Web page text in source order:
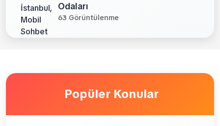
Odaları
63 Görüntülenme
Popüler Konular